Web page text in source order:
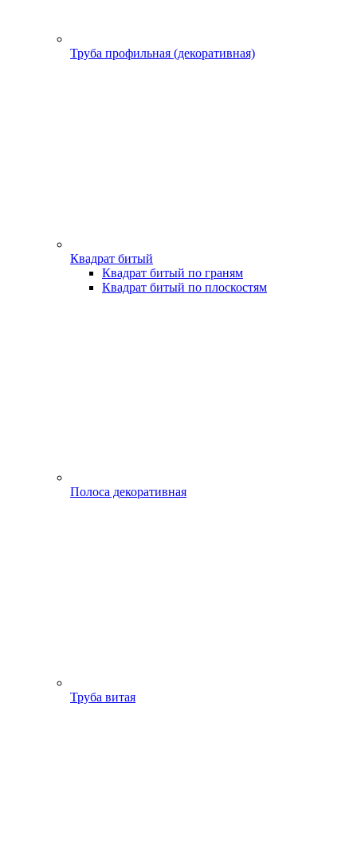
Труба профильная (декоративная)
Квадрат битый
Квадрат битый по граням
Квадрат битый по плоскостям
Полоса декоративная
Труба витая